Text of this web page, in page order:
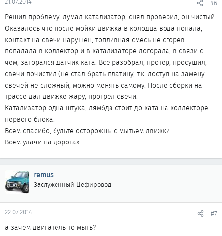
#6
Решил проблему. думал катализатор, снял проверил, он чистый.
Оказалось что после мойки движка в колодца вода попала,
контакт на свечи нарушен, топливная смесь не сгорев
попадала в коллектор и в катализаторе догорала, в связи с
чем, загорался датчик ката. Все разобрал, протер, просушил,
свечи почистил (не стал брать платину, т.к. доступ на замену
свечей не сложный, можно менять самому. После сборки на
трассе дал движке жару, прогрел свечи.
Катализатор одна штука, лямбда стоит до ката на коллекторе
первого блока.
Всем спасибо, будьте осторожны с мытьем движки.
Всем удачи на дорогах.
remus
Заслуженный Цефировод
22.07.2014 #7
а зачем двигатель то мыть?